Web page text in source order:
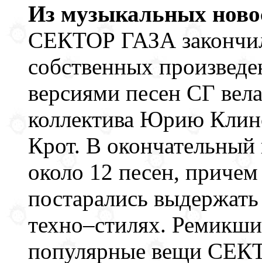
Из музыкальных
СЕКТОР ГАЗА
собственных
версиями песен СГ
коллектива Юрию
Крот. В окончательный
около 12 песен,
постарались
техно–стилях.
популярные вещи